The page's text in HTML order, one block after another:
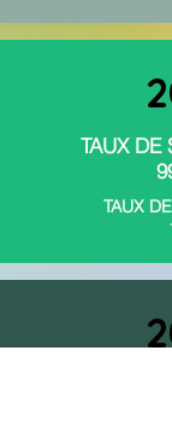
TAUX DE
TAUX